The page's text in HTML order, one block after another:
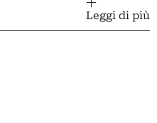
Leggi di più